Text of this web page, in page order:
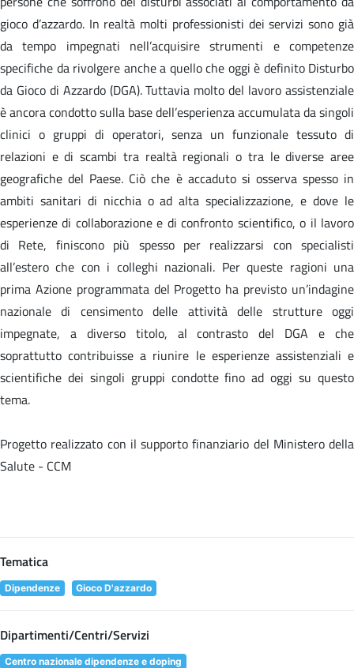
gioco d’azzardo. In realtà molti professionisti dei servizi sono già
da tempo impegnati nell’acquisire strumenti e competenze
specifiche da rivolgere anche a quello che oggi è definito Disturbo
da Gioco di Azzardo (DGA). Tuttavia molto del lavoro assistenziale
è ancora condotto sulla base dell’esperienza accumulata da singoli
clinici o gruppi di operatori, senza un funzionale tessuto di
relazioni e di scambi tra realtà regionali o tra le diverse aree
geografiche del Paese. Ciò che è accaduto si osserva spesso in
ambiti sanitari di nicchia o ad alta specializzazione, e dove le
esperienze di collaborazione e di confronto scientifico, o il lavoro
di Rete, finiscono più spesso per realizzarsi con specialisti
all’estero che con i colleghi nazionali. Per queste ragioni una
prima Azione programmata del Progetto ha previsto un’indagine
nazionale di censimento delle attività delle strutture oggi
impegnate, a diverso titolo, al contrasto del DGA e che
soprattutto contribuisse a riunire le esperienze assistenziali e
scientifiche dei singoli gruppi condotte fino ad oggi su questo
tema.
Progetto realizzato con il supporto finanziario del Ministero della
Salute - CCM
Tematica
Dipendenze Gioco D'azzardo
Dipartimenti/Centri/Servizi
Centro nazionale dipendenze e doping